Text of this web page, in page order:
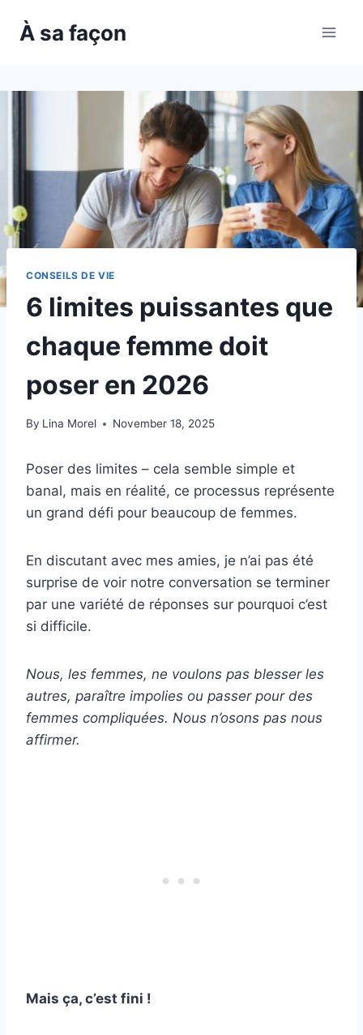
À sa façon
CONSEILS DE VIE
6 limites puissantes que
chaque femme doit
poser en 2026
By Lina Morel November 18, 2025
Poser des limites – cela semble simple et
banal, mais en réalité, ce processus représente
un grand défi pour beaucoup de femmes.
En discutant avec mes amies, je n’ai pas été
surprise de voir notre conversation se terminer
par une variété de réponses sur pourquoi c’est
si difficile.
Nous, les femmes, ne voulons pas blesser les
autres, paraître impolies ou passer pour des
femmes compliquées. Nous n’osons pas nous
affirmer.
Mais ça, c’est fini !